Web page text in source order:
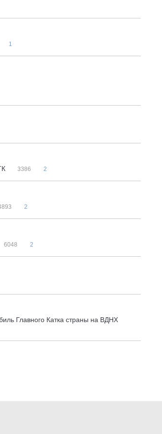
1
3386 2
2
6048 2
Главного Катка страны на ВДНХ